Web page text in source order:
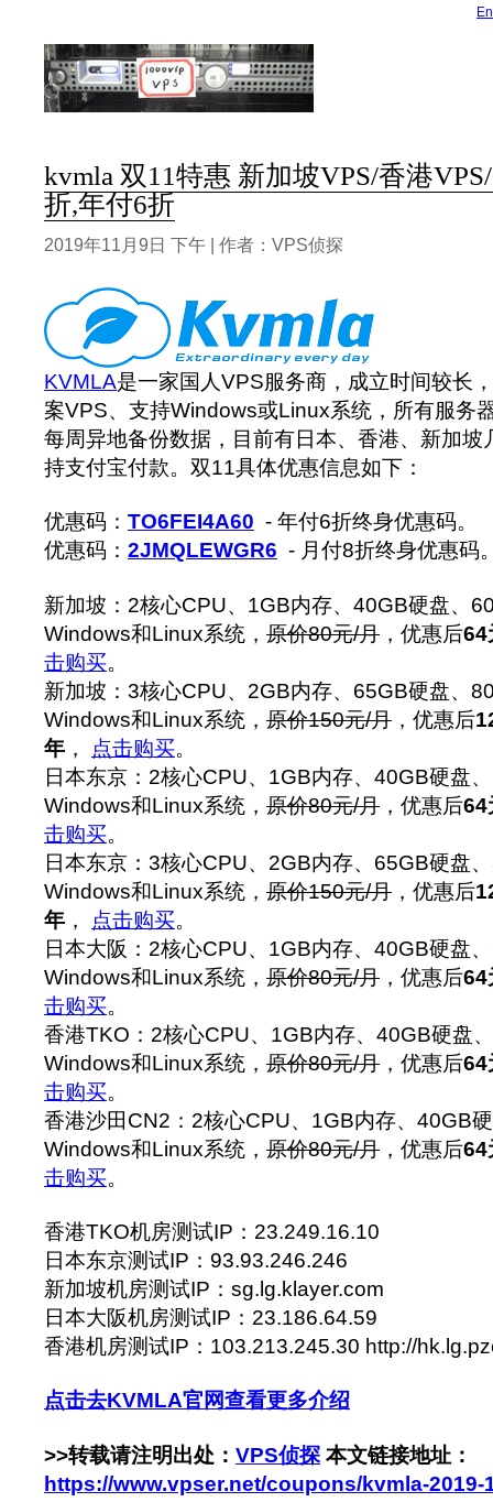
kvmla 双11特惠 新加坡VPS/香港
折,年付6折
2019年11月9日 下午 | 作者：VPS侦探
KVMLA是一家国人VPS服务商，成立时间较长
案VPS、支持Windows或Linux系统，所有服务
每周异地备份数据，目前有日本、香港、新加坡
持支付宝付款。双11具体优惠信息如下：
优惠码： TO6FEI4A60 - 年付6折终身优惠码。
优惠码： 2JMQLEWGR6 - 月付8折终身优惠码
新加坡：2核心CPU、1GB内存、40GB硬盘、
Windows和Linux系统， 原价80元/月 ，优惠后64
击购买。
新加坡：3核心CPU、2GB内存、65GB硬盘、
Windows和Linux系统， 原价150元/月 ，优惠后
年 ， 点击购买。
日本东京：2核心CPU、1GB内存、40GB硬盘
Windows和Linux系统， 原价80元/月 ，优惠后64
击购买。
日本东京：3核心CPU、2GB内存、65GB硬盘
Windows和Linux系统， 原价150元/月 ，优惠后
年 ， 点击购买。
日本大阪：2核心CPU、1GB内存、40GB硬盘
Windows和Linux系统， 原价80元/月 ，优惠后64
击购买。
香港TKO：2核心CPU、1GB内存、40GB硬盘
Windows和Linux系统， 原价80元/月 ，优惠后64
击购买。
香港沙田CN2：2核心CPU、1GB内存、40GB
Windows和Linux系统， 原价80元/月 ，优惠后64
击购买。
香港TKO机房测试IP：23.249.16.10
日本东京测试IP：93.93.246.246
新加坡机房测试IP：sg.lg.klayer.com
日本大阪机房测试IP：23.186.64.59
香港机房测试IP：103.213.245.30 http://
点击去KVMLA官网查看更多介绍
>>转载请注明出处： VPS侦探 本文链接地址：
https://www.vpser.net/coupons/kvmla-2019-